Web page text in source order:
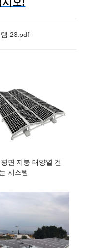
시오!
23.pdf
면 지붕 태양열 건
시스템